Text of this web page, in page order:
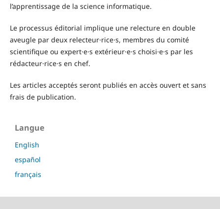
l’apprentissage de la science informatique.
Le processus éditorial implique une relecture en double
aveugle par deux relecteur·rice·s, membres du comité
scientifique ou expert·e·s extérieur·e·s choisi·e·s par les
rédacteur·rice·s en chef.
Les articles acceptés seront publiés en accès ouvert et sans
frais de publication.
Langue
English
español
français